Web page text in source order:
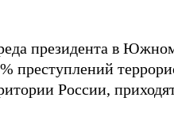
президента в
преступлений
России,